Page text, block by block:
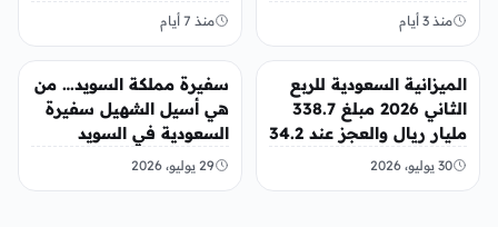
الكبرى
منذ 3 أيام منذ 7 أيام
عربي ودولي
الميزانية السعودية للربع
الثاني 2026 مبلغ 338.7
مليار ريال والعجز عند 34.2
مليار ريال
30 يوليو، 2026
عربي ودولي
سفيرة مملكة السويد… من
هي أسيل الشهيل سفيرة
السعودية في السويد
29 يوليو، 2026